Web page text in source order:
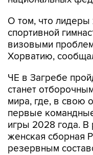
О том, что лидеры
спортивной
визовыми
Хорватию,
ЧЕ в Загребе
станет
мира, где, в свою
первые
игры 2028 года. В
женская сборная
резервным